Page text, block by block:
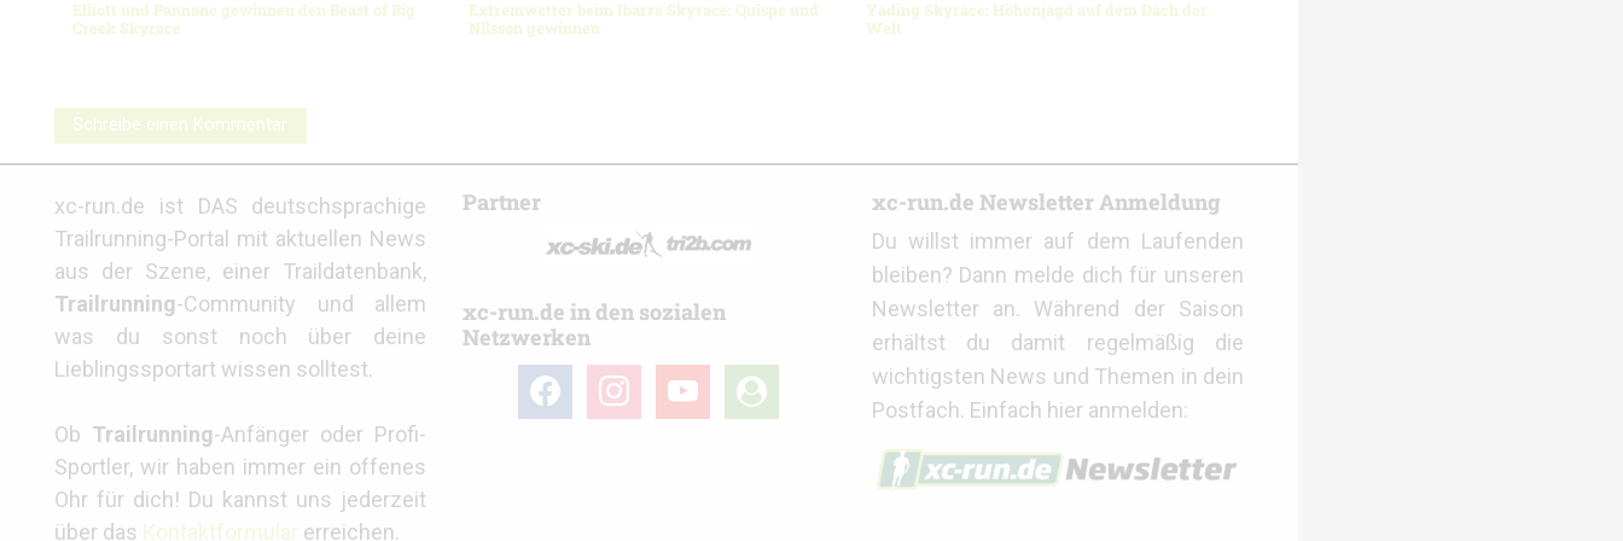
Elliott und Pannone gewinnen den Beast of Big
Creek Skyrace
Extremwetter beim Ibarra Skyrace: Quispe und
Nilsson gewinnen
Yading Skyrace: Höhenjagd auf dem Dach der
Welt
Schreibe einen Kommentar
xc-run.de ist DAS deutschsprachige
Trailrunning-Portal mit aktuellen News
aus der Szene, einer Traildatenbank,
Trailrunning-Community und allem
was du sonst noch über deine
Lieblingssportart wissen solltest.
Ob Trailrunning-Anfänger oder Profi-
Sportler, wir haben immer ein offenes
Ohr für dich! Du kannst uns jederzeit
über das Kontaktformular erreichen.
Partner
xc-run.de in den sozialen
Netzwerken
facebookinstagramyoutube
user-
circle
xc-run.de Newsletter Anmeldung
Du willst immer auf dem Laufenden
bleiben? Dann melde dich für unseren
Newsletter an. Während der Saison
erhältst du damit regelmäßig die
wichtigsten News und Themen in dein
Postfach. Einfach hier anmelden: